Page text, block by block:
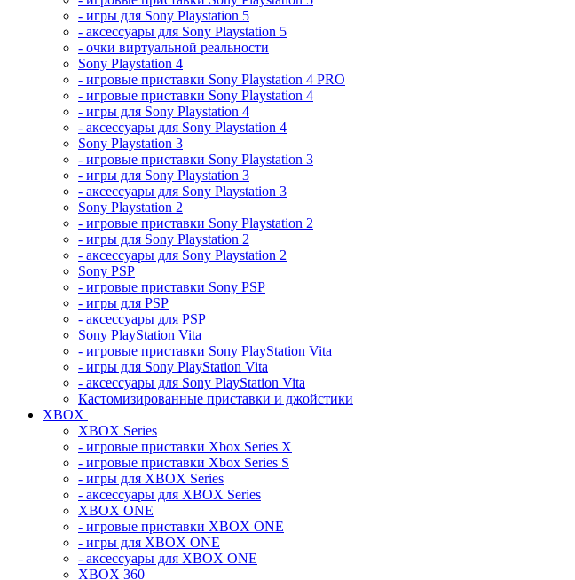
- игры для Sony Playstation 5
- аксессуары для Sony Playstation 5
- очки виртуальной реальности
Sony Playstation 4
- игровые приставки Sony Playstation 4 PRO
- игровые приставки Sony Playstation 4
- игры для Sony Playstation 4
- аксессуары для Sony Playstation 4
Sony Playstation 3
- игровые приставки Sony Playstation 3
- игры для Sony Playstation 3
- аксессуары для Sony Playstation 3
Sony Playstation 2
- игровые приставки Sony Playstation 2
- игры для Sony Playstation 2
- аксессуары для Sony Playstation 2
Sony PSP
- игровые приставки Sony PSP
- игры для PSP
- аксессуары для PSP
Sony PlayStation Vita
- игровые приставки Sony PlayStation Vita
- игры для Sony PlayStation Vita
- аксессуары для Sony PlayStation Vita
Кастомизированные приставки и джойстики
XBOX
XBOX Series
- игровые приставки Xbox Series X
- игровые приставки Xbox Series S
- игры для XBOX Series
- аксессуары для XBOX Series
XBOX ONE
- игровые приставки XBOX ONE
- игры для XBOX ONE
- аксессуары для XBOX ONE
XBOX 360